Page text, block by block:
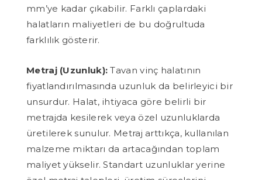
mm’ye kadar çıkabilir. Farklı çaplardaki
halatların maliyetleri de bu doğrultuda
farklılık gösterir.
Metraj (Uzunluk): Tavan vinç halatının
fiyatlandırılmasında uzunluk da belirleyici bir
unsurdur. Halat, ihtiyaca göre belirli bir
metrajda kesilerek veya özel uzunluklarda
üretilerek sunulur. Metraj arttıkça, kullanılan
malzeme miktarı da artacağından toplam
maliyet yükselir. Standart uzunluklar yerine